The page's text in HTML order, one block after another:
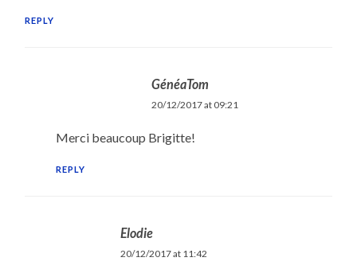
REPLY
GénéaTom
20/12/2017 at 09:21
Merci beaucoup Brigitte!
REPLY
Elodie
20/12/2017 at 11:42